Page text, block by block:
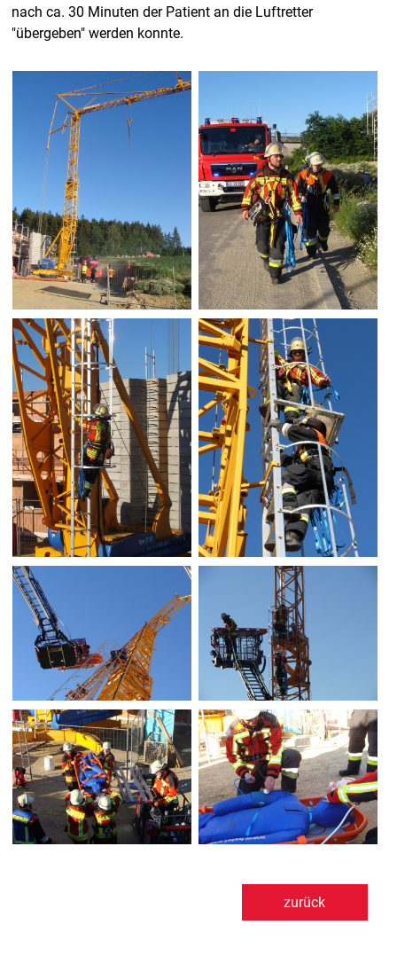
nach ca. 30 Minuten der Patient an die Luftretter
"übergeben" werden konnte.
zurück